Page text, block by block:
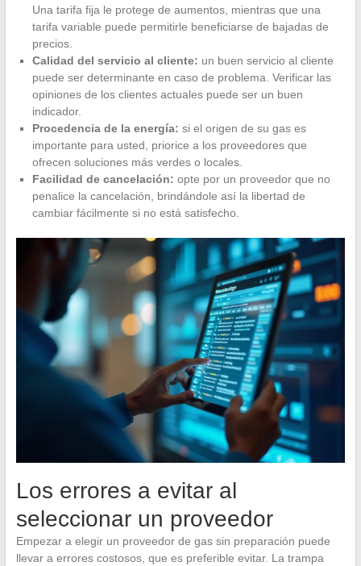
Una tarifa fija le protege de aumentos, mientras que una
tarifa variable puede permitirle beneficiarse de bajadas de
precios.
Calidad del servicio al cliente: un buen servicio al cliente
puede ser determinante en caso de problema. Verificar las
opiniones de los clientes actuales puede ser un buen
indicador.
Procedencia de la energía: si el origen de su gas es
importante para usted, priorice a los proveedores que
ofrecen soluciones más verdes o locales.
Facilidad de cancelación: opte por un proveedor que no
penalice la cancelación, brindándole así la libertad de
cambiar fácilmente si no está satisfecho.
Los errores a evitar al
seleccionar un proveedor
Empezar a elegir un proveedor de gas sin preparación puede
llevar a errores costosos, que es preferible evitar. La trampa